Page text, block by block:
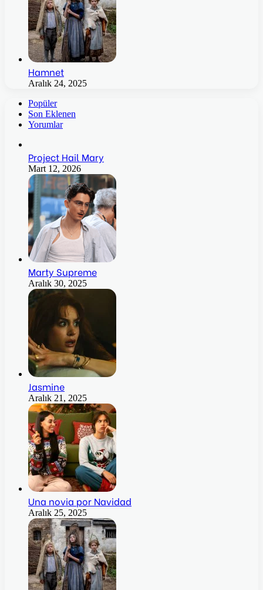
Hamnet
Aralık 24, 2025
Popüler
Son Eklenen
Yorumlar
Project Hail Mary
Mart 12, 2026
Marty Supreme
Aralık 30, 2025
Jasmine
Aralık 21, 2025
Una novia por Navidad
Aralık 25, 2025